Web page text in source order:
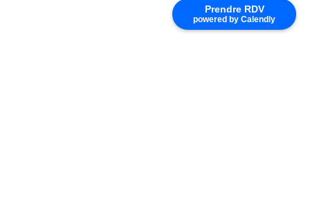
Prendre RDV
powered by Calendly